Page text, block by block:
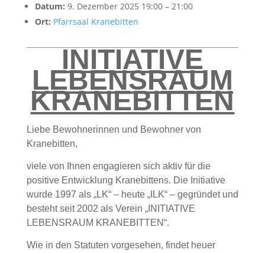
Datum: 9. Dezember 2025 19:00– 21:00
Ort: Pfarrsaal Kranebitten
INITIATIVE
LEBENSRAUM
KRANEBITTEN
Liebe Bewohnerinnen und Bewohner von
Kranebitten,
viele von Ihnen engagieren sich aktiv für die
positive Entwicklung Kranebittens. Die Initiative
wurde 1997 als „LK“ – heute „ILK“ – gegründet und
besteht seit 2002 als Verein „INITIATIVE
LEBENSRAUM KRANEBITTEN“.
Wie in den Statuten vorgesehen, findet heuer